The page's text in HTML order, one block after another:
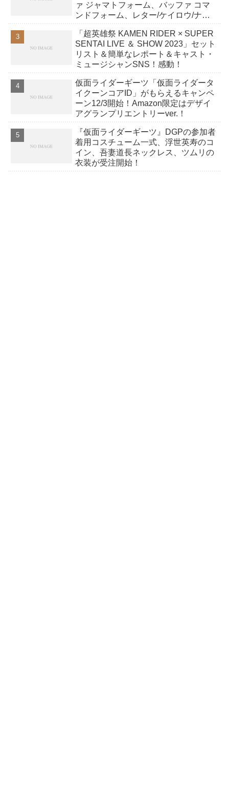
ァ ジャマトフォーム、バッファ コマ
ンドフォーム、レター/ケイロウ/ナッ
「超英雄祭 KAMEN RIDER × SUPER
SENTAI LIVE ＆ SHOW 2023」セット
リスト＆簡単なレポート＆キャスト・
ミュージシャンSNS！感動！
仮面ライダーギーツ「仮面ライダータ
イクーンコアID」がもらえるキャンペ
ーン12/3開始！Amazon限定はデザイ
アグランプリエントリーver.！
『仮面ライダーギーツ』DGPの参加者
着用コスチューム一式、浮世英寿のコ
イン、吾妻道長ネックレス、ツムリの
衣装が受注開始！